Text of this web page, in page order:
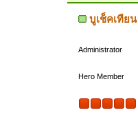
บูเช็คเทียน
Administrator
Hero Member